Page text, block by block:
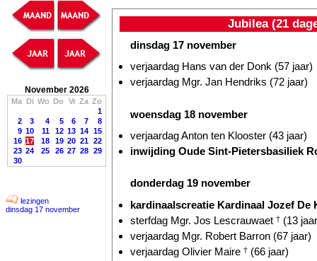
November 2026
Ma Di Wo Do Vr Za Zo
1
2
3 4 5 6 7
8
9 10 11 12 13 14 15
16 17 18 19 20 21 22
23 24 25 26 27 28 29
30
lezingen
dinsdag 17 november
Jubilea (21
dinsdag 17 november
verjaardag Hans van der Donk (57 jaar)
verjaardag Mgr. Jan Hendriks (72 jaar)
woensdag 18 november
verjaardag Anton ten Klooster (43 jaar)
inwijding Oude Sint-Pietersbasiliek
donderdag 19 november
kardinaalscreatie Kardinaal Jozef De
sterfdag Mgr. Jos Lescrauwaet † (13
verjaardag Mgr. Robert Barron (67 jaar)
verjaardag Olivier Maire † (66 jaar)